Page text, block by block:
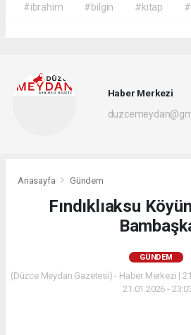
#ibrahim #bilgin #kitap
Haber Merkezi
Anasayfa Gündem
Fındıklıaksu
GÜNDEM
(Düzce Meydan Gazetesi) - Haber Merkezi |
21.01.2026 -